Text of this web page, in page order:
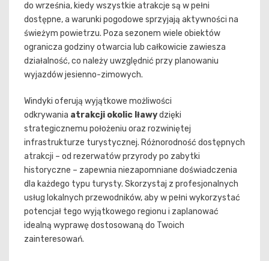
do września, kiedy wszystkie atrakcje są w pełni
dostępne, a warunki pogodowe sprzyjają aktywności na
świeżym powietrzu. Poza sezonem wiele obiektów
ogranicza godziny otwarcia lub całkowicie zawiesza
działalność, co należy uwzględnić przy planowaniu
wyjazdów jesienno-zimowych.
Windyki oferują wyjątkowe możliwości
odkrywania atrakcji okolic Iławydzięki
strategicznemu położeniu oraz rozwiniętej
infrastrukturze turystycznej. Różnorodność dostępnych
atrakcji – od rezerwatów przyrody po zabytki
historyczne – zapewnia niezapomniane doświadczenia
dla każdego typu turysty. Skorzystaj z profesjonalnych
usług lokalnych przewodników, aby w pełni wykorzystać
potencjał tego wyjątkowego regionu i zaplanować
idealną wyprawę dostosowaną do Twoich
zainteresowań.